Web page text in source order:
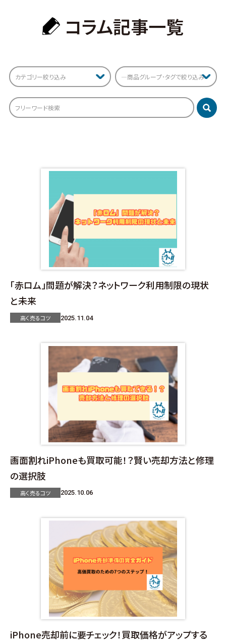
コラム記事⼀覧
「赤ロム」問題が解決？ネットワーク利用制限の現状
と未来
高く売るコツ 2025.11.04
画面割れiPhoneも買取可能！？賢い売却方法と修理
の選択肢
高く売るコツ 2025.10.06
iPhone売却前に要チェック！買取価格がアップする